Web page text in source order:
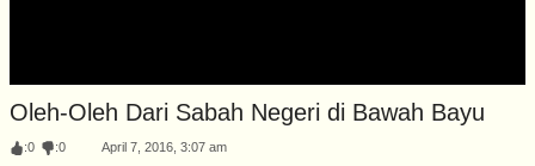
Oleh-Oleh Dari Sabah Negeri di Bawah Bayu
:0 :0 April 7, 2016, 3:07 am